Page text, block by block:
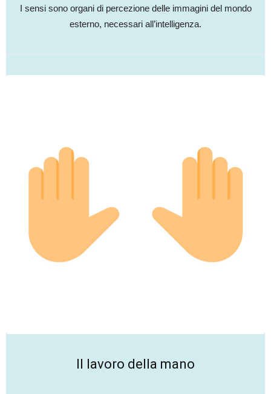
I sensi sono organi di percezione delle immagini del mondo
esterno, necessari all’intelligenza.
Il lavoro della mano